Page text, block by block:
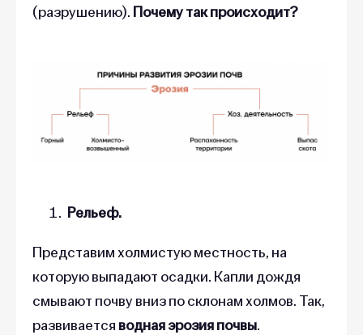
(разрушению). Почему так происходит?
Рельеф.
Представим холмистую местность, на
которую выпадают осадки. Капли дождя
смывают почву вниз по склонам холмов. Так,
развивается водная эрозия почвы.